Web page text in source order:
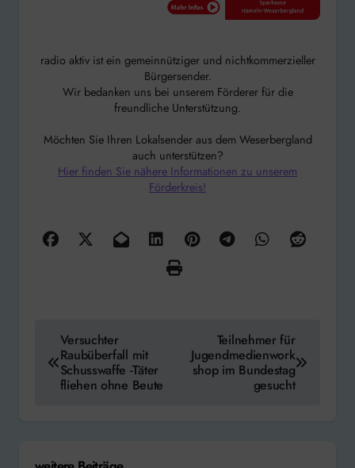
radio aktiv ist ein gemeinnütziger und nichtkommerzieller
Bürgersender.
Wir bedanken uns bei unserem Förderer für die
freundliche Unterstützung.
Möchten Sie Ihren Lokalsender aus dem Weserbergland
auch unterstützen?
Hier finden Sie nähere Informationen zu unserem
Förderkreis!
Beitragsnavigation
Versuchter
Raubüberfall mit
Schusswaffe -Täter
fliehen ohne Beute
Teilnehmer für
Jugendmedienwork
shop im Bundestag
gesucht